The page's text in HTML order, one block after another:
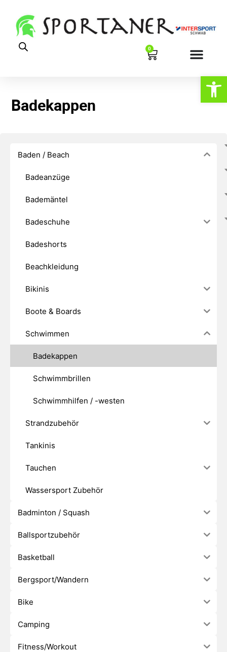
0
Badekappen
Baden / Beach
Badeanzüge
Bademäntel
Badeschuhe
Badeshorts
Beachkleidung
Bikinis
Boote & Boards
Schwimmen
Badekappen
Schwimmbrillen
Schwimmhilfen / -westen
Strandzubehör
Tankinis
Tauchen
Wassersport Zubehör
Badminton / Squash
Ballsportzubehör
Basketball
Bergsport/Wandern
Bike
Camping
Fitness/Workout